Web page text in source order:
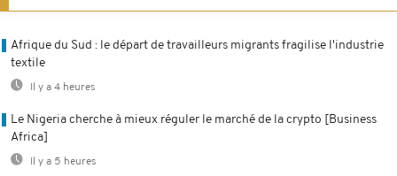
Afrique du Sud : le départ de travailleurs migrants fragilise l'industrie
textile
Il y a 4 heures
Le Nigeria cherche à mieux réguler le marché de la crypto [Business
Africa]
Il y a 5 heures